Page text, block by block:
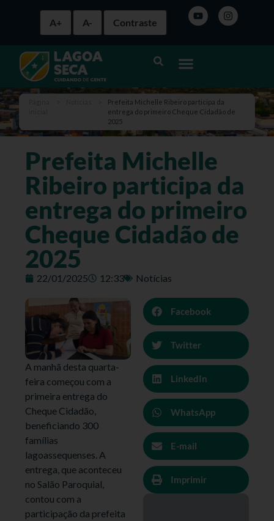
A+ A- Contraste
Prefeita Michelle Ribeiro participa da
entrega do primeiro Cheque Cidadão de
2025
Prefeita Michelle
Ribeiro participa da
entrega do primeiro
Cheque Cidadão de
2025
22/01/2025 12:33 Notícias
A manhã desta quarta-
feira começou com a
primeira entrega do
Cheque Cidadão,
beneficiando 300
famílias
lagoassequenses. A
entrega, que aconteceu
no Salão Paroquial,
contou com a
participação da prefeita
Facebook
Twitter
LinkedIn
WhatsApp
E-mail
Imprimir